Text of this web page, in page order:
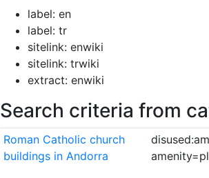
label: en
label: tr
sitelink: enwiki
sitelink: trwiki
extract: enwiki
Search criteria from
Roman Catholic church
buildings in Andorra